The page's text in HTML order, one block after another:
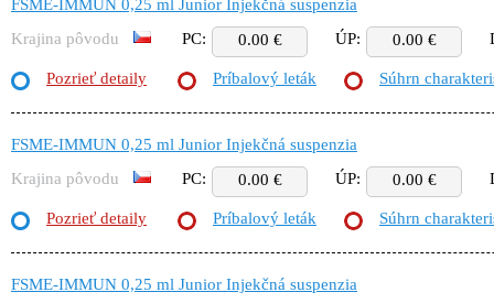
FSME-IMMUN 0,25 ml Junior Injekčná suspenzia
Krajina pôvodu
PC: 0.00 € ÚP: 0.00 €
Pozrieť detaily Príbalový leták Súhrn
FSME-IMMUN 0,25 ml Junior Injekčná suspenzia
Krajina pôvodu
PC: 0.00 € ÚP: 0.00 €
Pozrieť detaily Príbalový leták Súhrn
FSME-IMMUN 0,25 ml Junior Injekčná suspenzia